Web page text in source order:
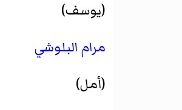
(يوسف)
مرام البلوشي
(أمل)